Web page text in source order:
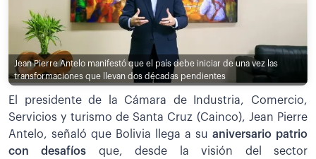
Jean Pierre Antelo manifestó que el país debe iniciar de una vez las
transformaciones que llevan dos décadas pendientes
El presidente de la Cámara de Industria, Comercio,
Servicios y turismo de Santa Cruz (Cainco), Jean Pierre
Antelo, señaló que Bolivia llega a su aniversario patrio
con desafíos que, desde la visión del sector